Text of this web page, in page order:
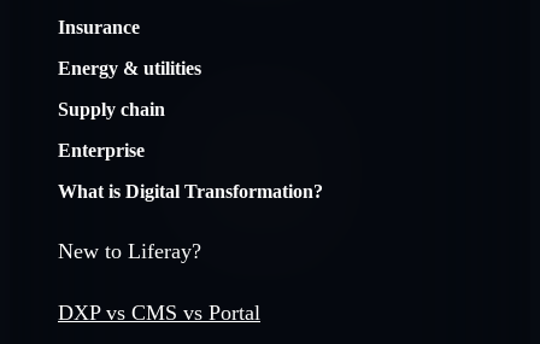
Insurance
Energy & utilities
Supply chain
Enterprise
What is Digital Transformation?
New to Liferay?
DXP vs CMS vs Portal